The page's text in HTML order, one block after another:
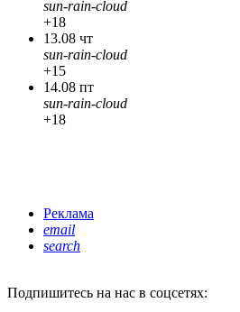
sun-rain-cloud
+18
13.08 чт
sun-rain-cloud
+15
14.08 пт
sun-rain-cloud
+18
Реклама
email
search
Подпишитесь на нас в соцсетях: